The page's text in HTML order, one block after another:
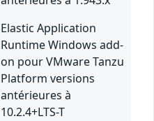
Elastic Application
Runtime Windows add-
on pour VMware Tanzu
Platform versions
antérieures à
10.2.4+LTS-T